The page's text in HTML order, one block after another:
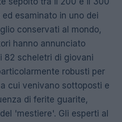
esaminato in uno dei
conservati al mondo,
hanno annunciato
82 scheletri di giovani
robusti per
cui venivano sottoposti e
di ferite guarite,
'mestiere'. Gli esperti al